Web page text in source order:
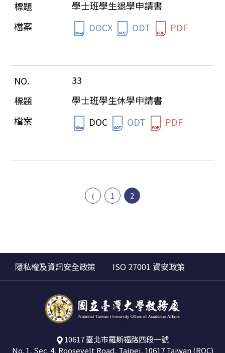
學士班學生退學申請書
DOCX
ODT PDF
33
學士班學生休學申請書
DOC
ODT PDF
1 2
隱私權及資訊安全政策 ISO 27001 資安政策
10617 臺北市羅斯福路四段一號
No. 1, Sec. 4, Roosevelt Road, Taipei, 10617 Taiwan (ROC)